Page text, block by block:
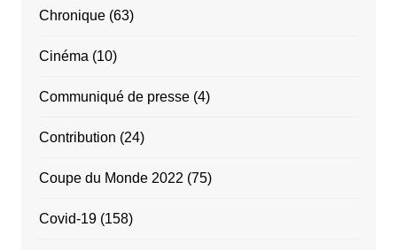
Chronique(63)
Cinéma (10)
Communiqué de presse(4)
Contribution (24)
Coupe du Monde 2022 (75)
Covid-19(158)